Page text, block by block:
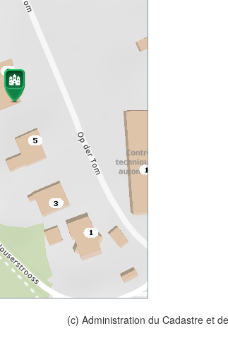
(c) Administration du Cadastre et